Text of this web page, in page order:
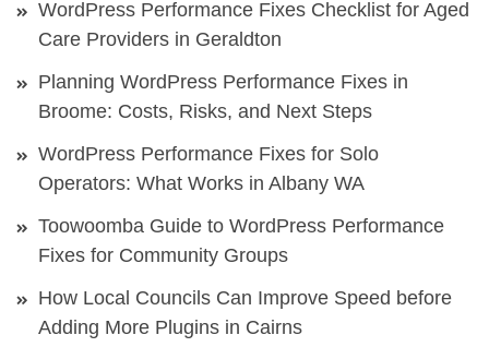
WordPress Performance Fixes Checklist for Aged
Care Providers in Geraldton
Planning WordPress Performance Fixes in
Broome: Costs, Risks, and Next Steps
WordPress Performance Fixes for Solo
Operators: What Works in Albany WA
Toowoomba Guide to WordPress Performance
Fixes for Community Groups
How Local Councils Can Improve Speed before
Adding More Plugins in Cairns